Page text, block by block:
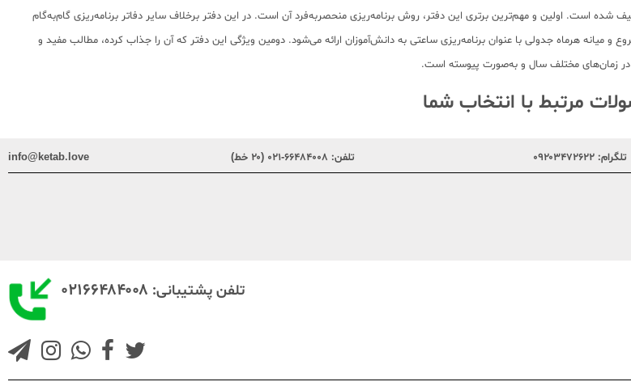
است. اولین و مهم‌ترین برتری این دفتر، روش برنامه‌ریزی منحصربه‌فرد آن است. در این دفتر برخلاف سایر دفاتر برنامه‌ریزی گام‌به‌گام
و میانه هرماه جدولی با عنوان برنامه‌ریزی ساعتی به دانش‌آموزان ارائه می‌شود. دومین ویژگی این دفتر که آن را جذاب کرده، مطالب مفید و
در زمان‌های مختلف سال و به‌صورت پیوسته است.
مرتبط با انتخاب شما
تلگرام: ۰۹۲۰۳۴۷۲۶۲۲ تلفن: ۶۶۴۸۴۰۰۸-۰۲۱ (۲۰ خط) info@ketab.love
تلفن پشتیبانی: ۰۲۱۶۶۴۸۴۰۰۸